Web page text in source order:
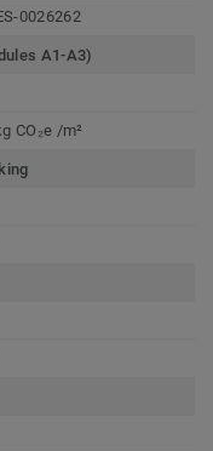
0026262
A1-A3)
CO₂e /m²